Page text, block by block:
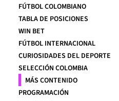
FÚTBOL COLOMBIANO
TABLA DE POSICIONES
WIN BET
FÚTBOL INTERNACIONAL
CURIOSIDADES DEL DEPORTE
SELECCIÓN COLOMBIA
MÁS CONTENIDO
PROGRAMACIÓN